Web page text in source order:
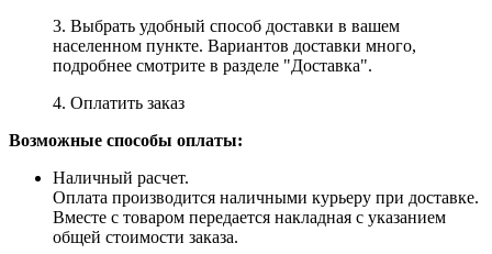
3. Выбрать удобный способ доставки в вашем
населенном пункте. Вариантов доставки много,
подробнее смотрите в разделе "Доставка".
4. Оплатить заказ
Возможные способы оплаты:
Наличный расчет.
Оплата производится наличными курьеру при доставке.
Вместе с товаром передается накладная с указанием
общей стоимости заказа.